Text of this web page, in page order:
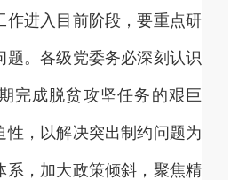
作进入目前阶段，要重点研
题。各级党委务必深刻认识
完成脱贫攻坚任务的艰巨
性，以解决突出制约问题为
系，加大政策倾斜，聚焦精